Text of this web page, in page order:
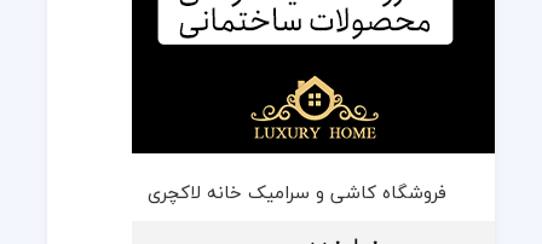
فروشگاه کاشی و سرامیک خانه لاکچری